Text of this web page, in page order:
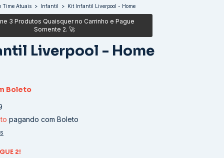
Time Atuais > Infantil > Kit Infantil Liverpool - Home
Liverpool - Home
Boleto
pagando com Boleto
2!